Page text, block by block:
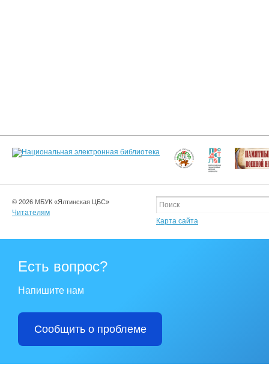
© 2026 МБУК «Ялтинская ЦБС»
Читателям
Карта сайта
Есть вопрос?
Напишите нам
Сообщить о проблеме